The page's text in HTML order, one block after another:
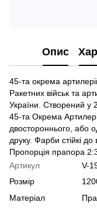
Опис
45-та окрема
Ракетних військ та
України. Створений у
45-та Окрема
двостороннього, або
друку. Фарби стійкі
Пропорція прапора
Артикул
V-
Розмір
Матеріал